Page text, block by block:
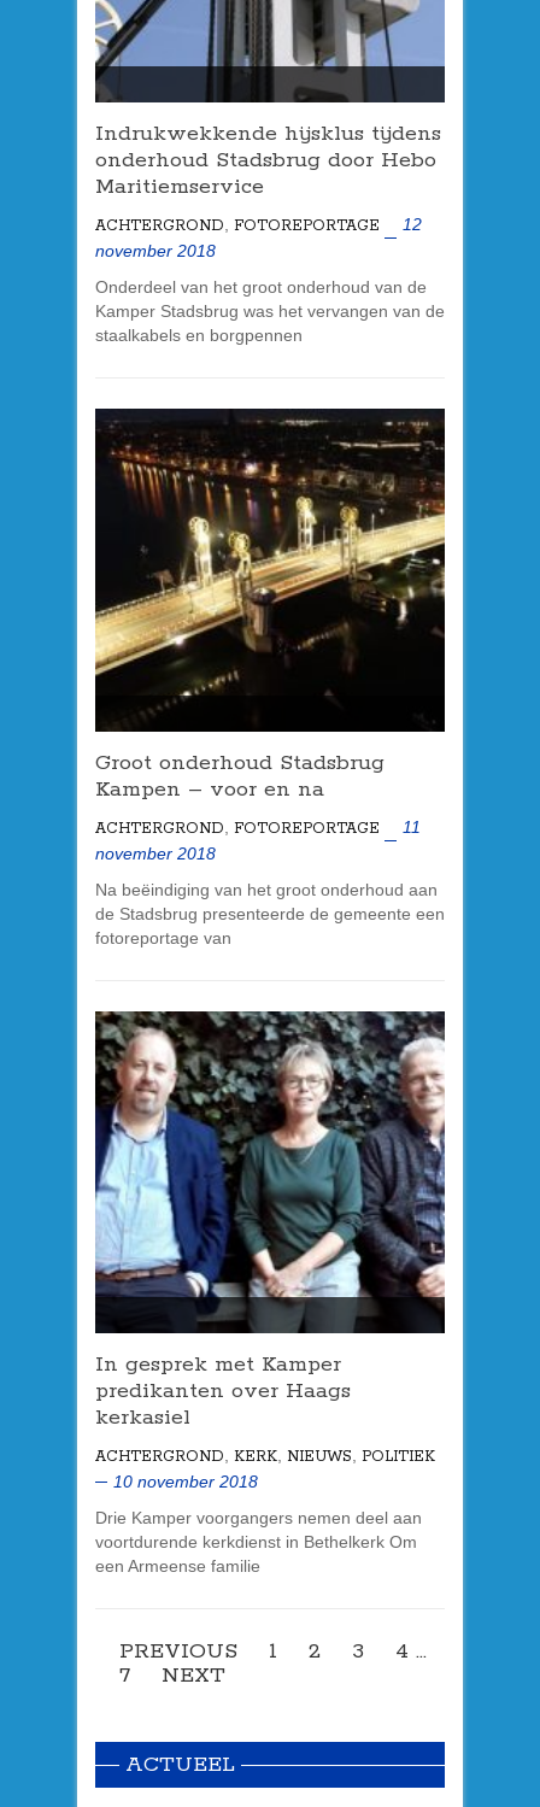
Indrukwekkende hijsklus tijdens
onderhoud Stadsbrug door Hebo
Maritiemservice
ACHTERGROND, FOTOREPORTAGE
12
november 2018
Onderdeel van het groot onderhoud van de
Kamper Stadsbrug was het vervangen van de
staalkabels en borgpennen
Groot onderhoud Stadsbrug
Kampen – voor en na
ACHTERGROND FOTOREPORTAGE
11
november 2018
Na beëindiging van het groot onderhoud aan
de Stadsbrug presenteerde de gemeente een
fotoreportage van
In gesprek met Kamper
predikanten over Haags
kerkasiel
ACHTERGROND, KERK, NIEUWS, POLITIEK
10 november 2018
Drie Kamper voorgangers nemen deel aan
voortdurende kerkdienst in Bethelkerk Om
een Armeense familie
PREVIOUS 1 2 3 4 …
7
NEXT
ACTUEEL